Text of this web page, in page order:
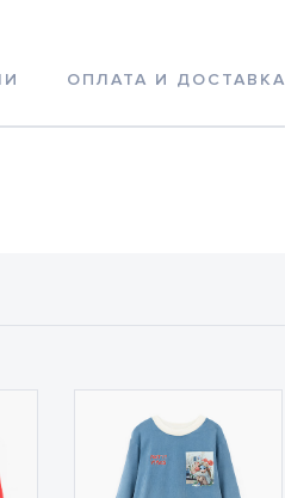
ОПЛАТА И ДОСТАВКА